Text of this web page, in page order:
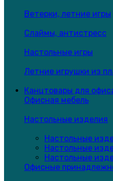
Ветерки, летние игры
Слаймы, антистресс
Настольные игры
Летние игрушки из
Канцтовары для
Офисная мебель
Настольные изделия
Настольные
Настольные
Настольные
Офисные